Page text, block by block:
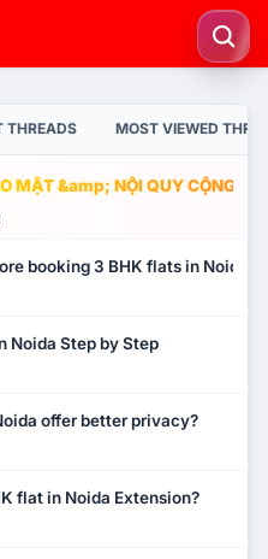
THREADS MOST VIEWED
MẬT &amp; NỘI QUY CỘNG
booking 3 BHK flats in Noida?
Noida Step by Step
offer better privacy?
flat in Noida Extension?